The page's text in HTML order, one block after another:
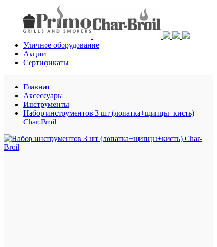
Уличное оборудование
Акции
Сертификаты
Главная
Аксессуары
Инструменты
Набор инструментов 3 шт (лопатка+щипцы+кисть)
Char-Broil